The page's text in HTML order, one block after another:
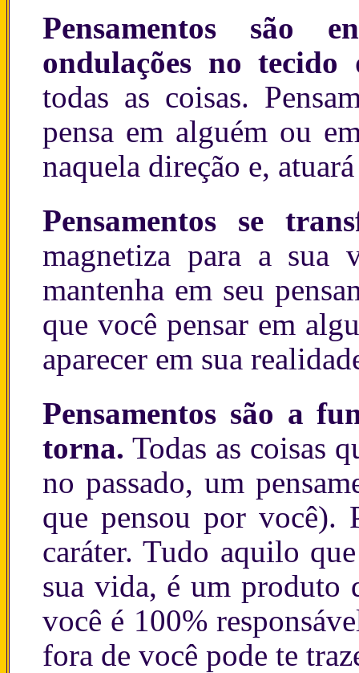
Pensamentos são
ondulações no
todas as coisas.
pensa em alguém ou
naquela direção e,
Pensamentos se
magnetiza para a sua
mantenha em seu
que você pensar em
aparecer em sua
Pensamentos são a
torna. Todas as coisas
no passado, um
que pensou por você).
caráter. Tudo aquilo
sua vida, é um produto
você é 100%
fora de você pode te